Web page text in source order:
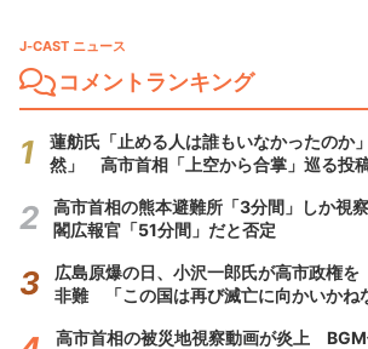
J-CAST ニュース
コメントランキング
蓮舫氏「止める人は誰もいなかったのか
然」 高市首相「上空から合掌」巡る投
高市首相の熊本避難所「3分間」しか視
閣広報官「51分間」だと否定
広島原爆の日、小沢一郎氏が高市政権を
非難 「この国は再び滅亡に向かいかね
高市首相の被災地視察動画が炎上